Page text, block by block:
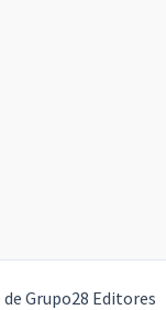
Grupo28 Editores